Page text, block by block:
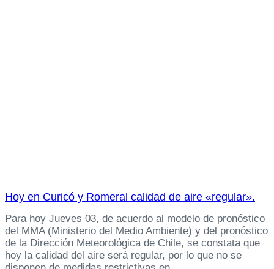
Hoy en Curicó y Romeral calidad de aire «regular».
Para hoy Jueves 03, de acuerdo al modelo de pronóstico
del MMA (Ministerio del Medio Ambiente) y del pronóstico
de la Dirección Meteorológica de Chile, se constata que
hoy la calidad del aire será regular, por lo que no se